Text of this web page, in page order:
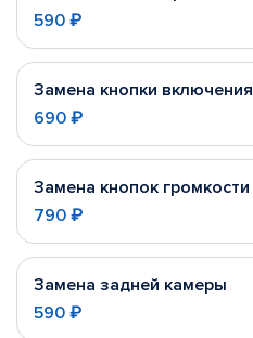
590 ₽
Замена кнопки включения
690 ₽
Замена кнопок громкости
790 ₽
Замена задней камеры
590 ₽